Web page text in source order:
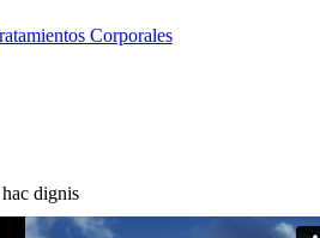
Corporales
dignis